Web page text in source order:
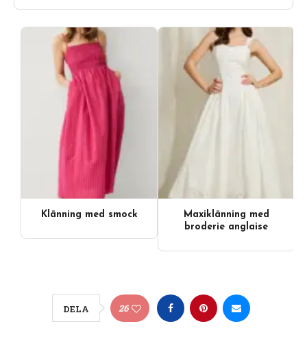
Klänning med smock
Maxiklänning med
broderie anglaise
DELA 26